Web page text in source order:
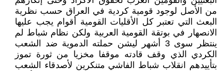
من الأصل لوجود قومية كردية في العراق حسب نظرية
البعث التي تعتبر كل الأقليات القومية أقوام يجب عليها
الانصهار في بوتقة القومية العربية ولكن نظام شباط لم
ينتظر سوى 3 أشهر ليشن حملته الدموية ضد الشعب
الكردي الذي وقف قادته موقفا مخزيا من ثورة تموز
بتأييدهم انقلاب شباط الفاشي متنكرين لأصدقاء الشعب